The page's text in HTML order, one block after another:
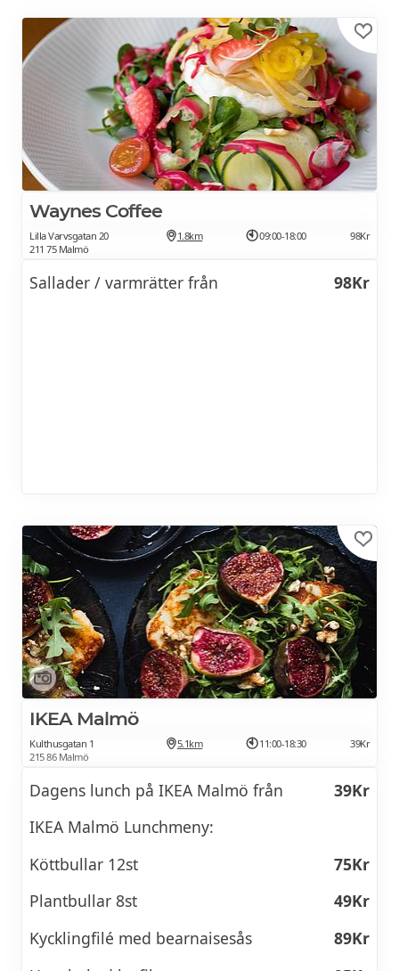
Waynes Coffee
Lilla Varvsgatan 20
211 75 Malmö
1.8km 09:00-18:00 98Kr
Sallader / varmrätter från 98Kr
IKEA Malmö
Kulthusgatan 1
215 86 Malmö
5.1km 11:00-18:30 39Kr
Dagens lunch på IKEA Malmö från
39Kr
IKEA Malmö Lunchmeny:
Köttbullar 12st
75Kr
Plantbullar 8st
49Kr
Kycklingfilé med bearnaisesås
89Kr